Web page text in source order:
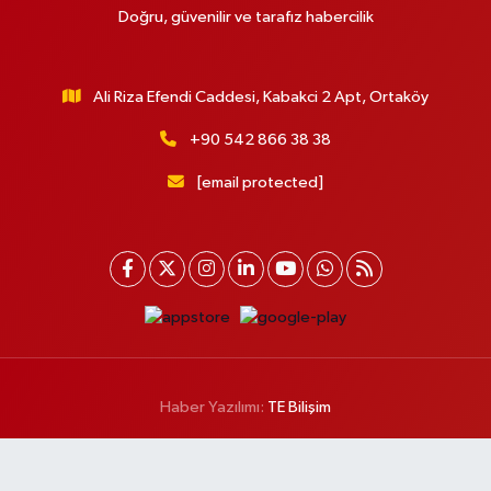
Doğru, güvenilir ve tarafız habercilik
Ali Riza Efendi Caddesi, Kabakci 2 Apt, Ortaköy
+90 542 866 38 38
[email protected]
Haber Yazılımı: TE Bilişim